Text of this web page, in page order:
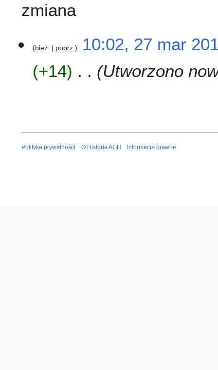
zmiana
7
bież. poprz.
10:02, 27 mar
+14
Utworzono
Polityka prywatności O Historia AGH Informacje prawne